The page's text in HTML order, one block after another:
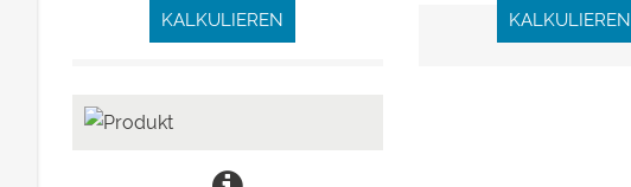
KALKULIEREN KALKULIEREN